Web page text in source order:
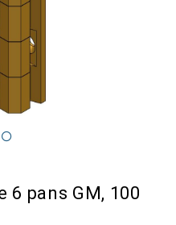
6 pans GM, 100